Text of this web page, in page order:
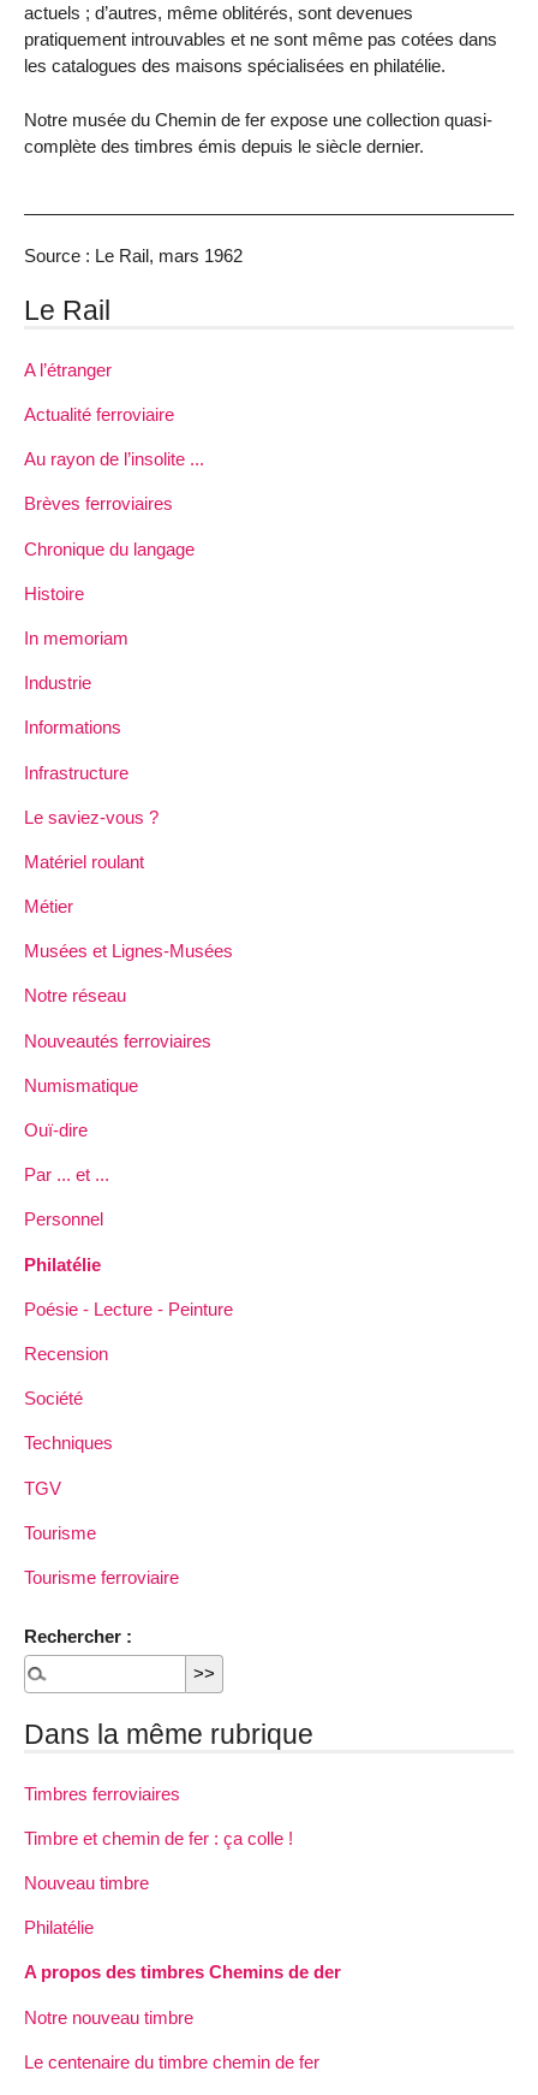
actuels ; d’autres, même oblitérés, sont devenues
pratiquement introuvables et ne sont même pas cotées dans
les catalogues des maisons spécialisées en philatélie.
Notre musée du Chemin de fer expose une collection quasi-
complète des timbres émis depuis le siècle dernier.
Source : Le Rail, mars 1962
Le Rail
A l’étranger
Actualité ferroviaire
Au rayon de l’insolite ...
Brèves ferroviaires
Chronique du langage
Histoire
In memoriam
Industrie
Informations
Infrastructure
Le saviez-vous ?
Matériel roulant
Métier
Musées et Lignes-Musées
Notre réseau
Nouveautés ferroviaires
Numismatique
Ouï-dire
Par ... et ...
Personnel
Philatélie
Poésie - Lecture - Peinture
Recension
Société
Techniques
TGV
Tourisme
Tourisme ferroviaire
Rechercher :
Dans la même rubrique
Timbres ferroviaires
Timbre et chemin de fer : ça colle !
Nouveau timbre
Philatélie
A propos des timbres Chemins de der
Notre nouveau timbre
Le centenaire du timbre chemin de fer